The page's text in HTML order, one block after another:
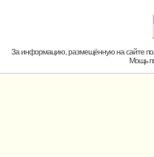
За информацию, размещённую на сайте
Мощь